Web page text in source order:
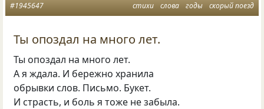
стихи слова годы скорый поезд
#1945647
Ты опоздал на много лет.
Ты опоздал на много лет.
А я ждала. И бережно хранила
обрывки слов. Письмо. Букет.
И страсть, и боль я тоже не забыла.